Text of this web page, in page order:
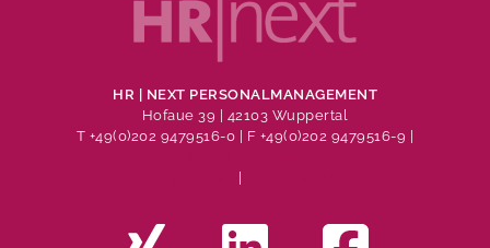
HR | NEXT PERSONALMANAGEMENT
Hofaue 39 | 42103 Wuppertal
T +49(0)202 9479516-0
| F +49(0)202 9479516-9 |